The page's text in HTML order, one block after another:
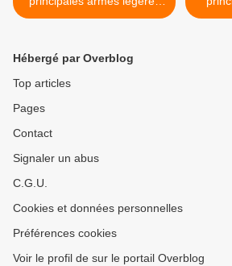
de l'Armée de terre
Hébergé par Overblog
Top articles
Pages
Contact
Signaler un abus
C.G.U.
Cookies et données personnelles
Préférences cookies
Voir le profil de sur le portail Overblog